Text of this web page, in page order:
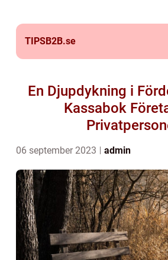
TIPSB2B.se
En Djupdykning i
Kassabok
06 september 2023 admin